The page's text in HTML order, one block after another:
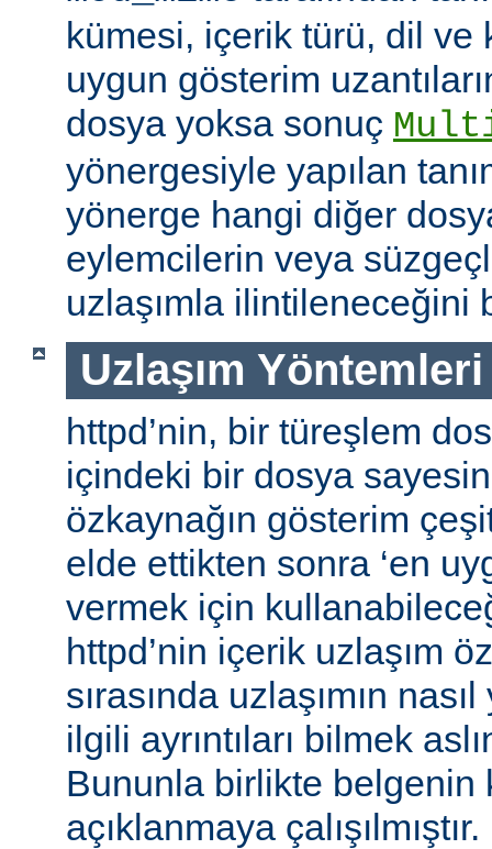
kümesi, içerik türü, dil ve
uygun gösterim
dosya yoksa sonuç
yönergesiyle yapılan
yönerge hangi diğer
eylemcilerin veya
uzlaşımla ilintileneceğini
Uzlaşım Yöntemleri
httpd’nin, bir türeşlem
içindeki bir dosya
özkaynağın gösterim
elde ettikten sonra ‘en
vermek için
httpd’nin içerik uzlaşım
sırasında uzlaşımın
ilgili ayrıntıları bilmek
Bununla birlikte belgenin
açıklanmaya çalışılmıştır.